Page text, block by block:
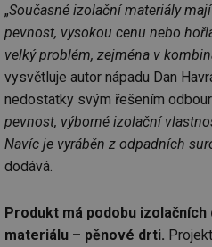
„Současné izolační materiály
pevnost, vysokou cenu nebo
velký problém, zejména v
vysvětluje autor nápadu Dan
nedostatky svým řešením
pevnost, výborné izolační
Navíc je vyráběn z odpadních
dodává.
Produkt má podobu
materiálu – pěnové drti.